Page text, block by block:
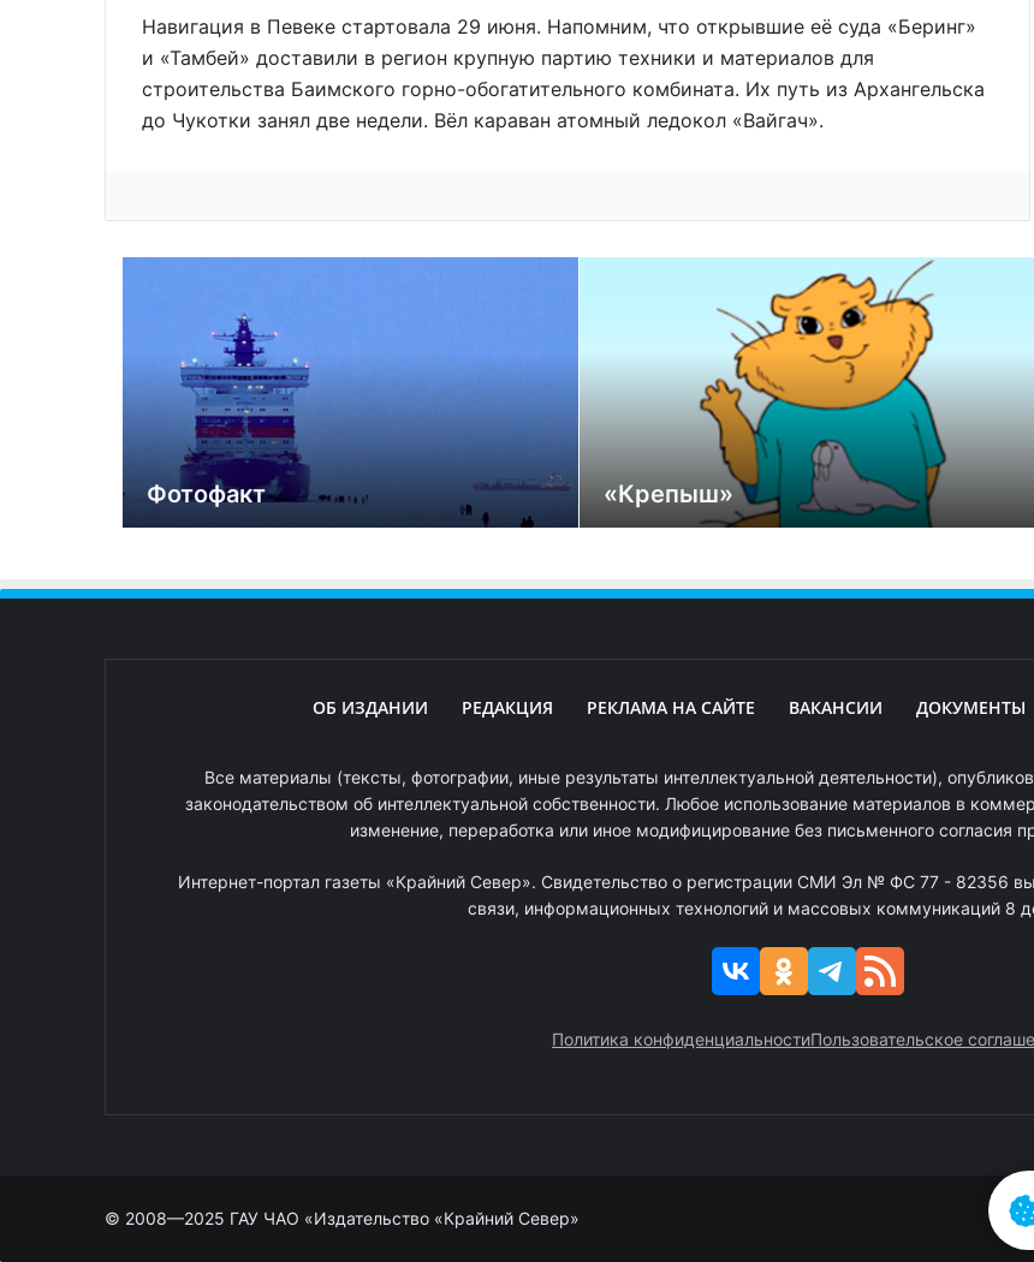
Навигация в Певеке стартовала 29 июня. Напомним, что открывшие её суда «Беринг»
и «Тамбей» доставили в регион крупную партию техники и материалов для
строительства Баимского горно-обогатительного комбината. Их путь из Архангельска
до Чукотки занял две недели. Вёл караван атомный ледокол «Вайгач».
Фотофакт «Крепыш»
ОБ ИЗДАНИИ РЕДАКЦИЯ РЕКЛАМА НА САЙТЕ ВАКАНСИИ ДОКУМЕНТЫ
Все материалы (тексты, фотографии, иные результаты интеллектуальной деятельности),
законодательством об интеллектуальной собственности. Любое использование материалов в
изменение, переработка или иное модифицирование без письменного согласия
Интернет-портал газеты «Крайний Север». Свидетельство о регистрации СМИ Эл № ФС 77 - 82356
связи, информационных технологий и массовых коммуникаций 8
Политика конфиденциальностиПользовательское
© 2008—2025 ГАУ ЧАО «Издательство «Крайний Север»